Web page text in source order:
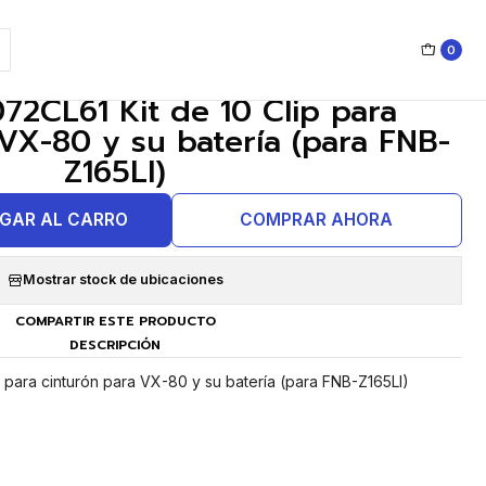
0
Kit de 10 Clip para
80 y su batería (para FNB-
Z165LI)
AL CARRO COMPRAR AHORA
Mostrar stock de ubicaciones
COMPARTIR ESTE PRODUCTO
DESCRIPCIÓN
cinturón para VX-80 y su batería (para FNB-Z165LI)